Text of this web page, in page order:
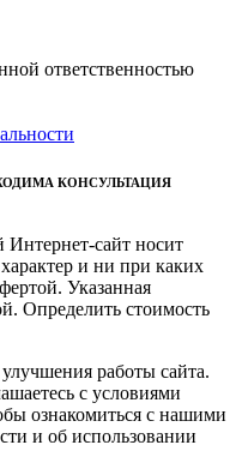
ответственностью
КОНСУЛЬТАЦИЯ
сайт носит
и ни при каких
Указанная
Определить стоимость
работы сайта.
с условиями
ознакомиться с нашими
и об использовании